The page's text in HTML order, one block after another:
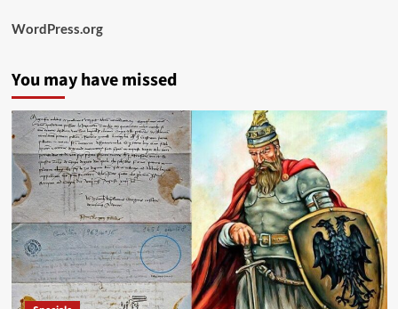
WordPress.org
You may have missed